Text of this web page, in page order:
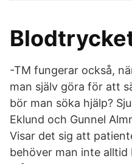
-TM fungerar också,
man själv göra för att
bör man söka hjälp?
Eklund och Gunnel
Visar det sig att
behöver man inte